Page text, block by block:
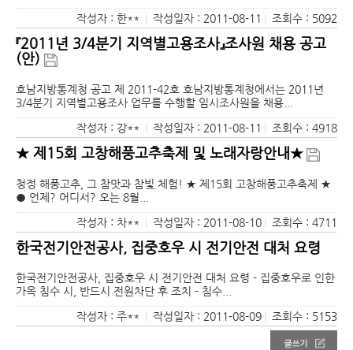
작성자 : 한**
작성일자 : 2011-08-11 조회수 : 5092
『2011년 3/4분기 지역별고용조사』조사원 채용 공고
(안)
호남지방통계청 공고 제 2011-42호 호남지방통계청에서는 2011년
3/4분기 지역별고용조사 업무를 수행할 임시조사원을 채용...
작성자 : 강**
작성일자 : 2011-08-11 조회수 : 4918
★ 제15회 고창해풍고추축제 및 노래자랑안내★
청정 해풍고추, 그 참맛과 참빛 체험! ★ 제15회 고창해풍고추축제 ★
● 언제? 어디서? 오는 8월...
작성자 : 차**
작성일자 : 2011-08-10 조회수 : 4711
한국전기안전공사, 집중호우 시 전기안전 대처 요령
한국전기안전공사, 집중호우 시 전기안전 대처 요령 - 집중호우로 인한
가옥 침수 시, 반드시 전원차단 후 조치 - 침수...
작성자 : 주**
작성일자 : 2011-08-09 조회수 : 5153